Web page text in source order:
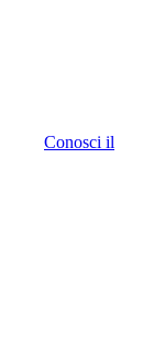
Conosci il